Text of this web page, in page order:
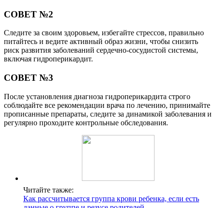
СОВЕТ №2
Следите за своим здоровьем, избегайте стрессов, правильно
питайтесь и ведите активный образ жизни, чтобы снизить
риск развития заболеваний сердечно-сосудистой системы,
включая гидроперикардит.
СОВЕТ №3
После установления диагноза гидроперикардита строго
соблюдайте все рекомендации врача по лечению, принимайте
прописанные препараты, следите за динамикой заболевания и
регулярно проходите контрольные обследования.
Читайте также:
Как рассчитывается группа крови ребенка, если есть